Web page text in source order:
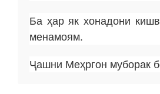
Ба ҳар як хонадони
менамоям.
Ҷашни Меҳргон муборак